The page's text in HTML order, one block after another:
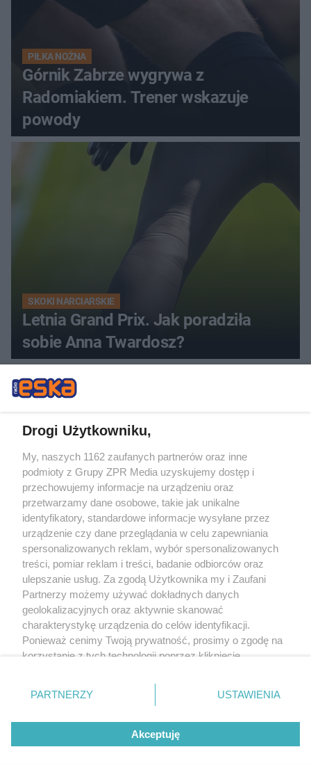
PIŁKA NOŻNA
Górnik Zabrze wygrywa z
Radomiakiem. Trener wskazuje
powody
SKOKI NARCIARSKIE
Letnia Grand Prix. Jak poradziła
sobie Anna Twardosz?
PIŁKA NOŻNA
Górnik Zabrze pewnie wygrywa z
Radomiakiem. Dwa gole Petera
Gonzaleza
ZOBACZ WIĘCEJ
Drogi Użytkowniku,
My, naszych 1162 zaufanych partnerów oraz inne
podmioty z Grupy ZPR Media uzyskujemy dostęp i
przechowujemy informacje na urządzeniu oraz
przetwarzamy dane osobowe, takie jak unikalne
identyfikatory, standardowe informacje wysyłane przez
urządzenie czy dane przeglądania w celu zapewniania
spersonalizowanych reklam, wybór spersonalizowanych
treści, pomiar reklam i treści, badanie odbiorców oraz
ulepszanie usług. Za zgodą Użytkownika my i Zaufani
Partnerzy możemy używać dokładnych danych
geolokalizacyjnych oraz aktywnie skanować
charakterystykę urządzenia do celów identyfikacji.
Ponieważ cenimy Twoją prywatność, prosimy o zgodę na
korzystanie z tych technologii poprzez kliknięcie
zmienić/wycofać klikając przycisk ustawień prywatności
znajdujący się w lewym dolnym rogu strony
rodzaje przetwarzania danych nie wymagają zgody
użytkownika, ale masz prawo sprzeciwić się takiemu
przetwarzaniu. Preferencje będą miały zastosowanie tylko
PARTNERZY USTAWIENIA
Akceptuję